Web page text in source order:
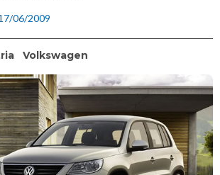
06/2009
Volkswagen